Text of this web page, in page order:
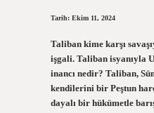
Tarih: Ekim 11, 2024
Taliban kime karşı
işgali. Taliban isyanıyla
inancı nedir? Taliban,
kendilerini bir Peştun
dayalı bir hükümetle